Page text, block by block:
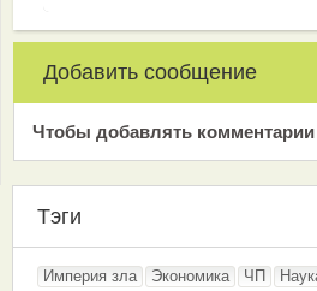
Добавить сообщение
Чтобы добавлять комментарии
Тэги
Империя зла Экономика ЧП